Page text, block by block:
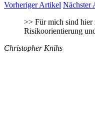
Vorheriger Artikel Nächster
>> Für mich sind hier
Risikoorientierung
Christopher Knihs